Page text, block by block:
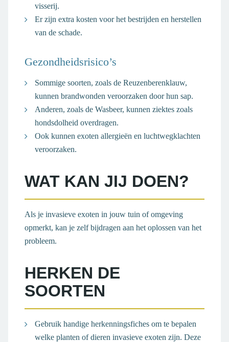
visserij.
Er zijn extra kosten voor het bestrijden en herstellen
van de schade.
Gezondheidsrisico’s
Sommige soorten, zoals de Reuzenberenklauw,
kunnen brandwonden veroorzaken door hun sap.
Anderen, zoals de Wasbeer, kunnen ziektes zoals
hondsdolheid overdragen.
Ook kunnen exoten allergieën en luchtwegklachten
veroorzaken.
WAT KAN JIJ DOEN?
Als je invasieve exoten in jouw tuin of omgeving
opmerkt, kan je zelf bijdragen aan het oplossen van het
probleem.
HERKEN DE
SOORTEN
Gebruik handige herkenningsfiches om te bepalen
welke planten of dieren invasieve exoten zijn. Deze